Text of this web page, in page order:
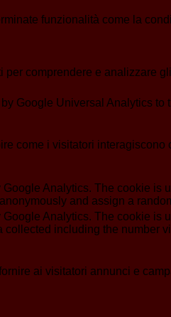
funzionalità come la
per comprendere e analizzare
Google Universal Analytics to
come i visitatori
Analytics. The cookie is
and assign a
Analytics. The cookie is
including the number
ai visitatori annunci e